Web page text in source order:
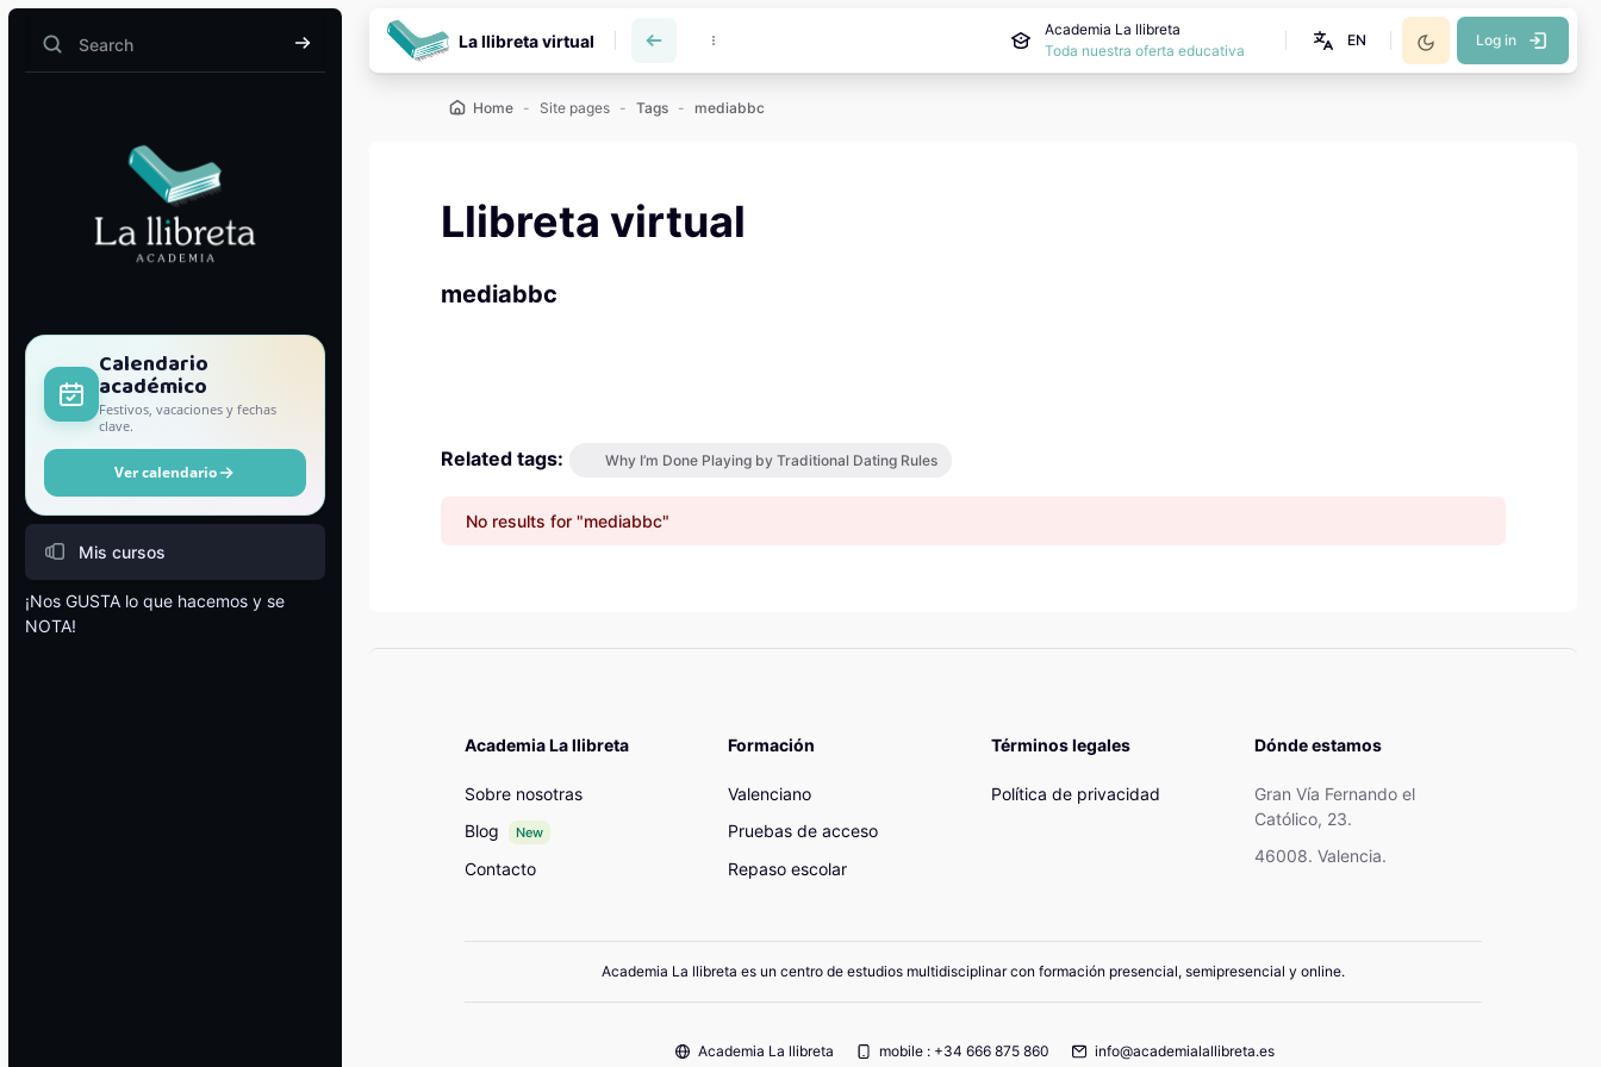
Search
Search
BlocksCalendario
académico
Festivos, vacaciones y fechas
clave.
Ver calendario
Mis cursos
¡Nos GUSTA lo que hacemos y se
NOTA!
La llibreta virtual
Academia La llibreta
Toda nuestra oferta educativa
EN Log in
Home Site pages Tags mediabbc
Llibreta virtual
mediabbc
Related tags: Why I’m Done Playing by Traditional Dating Rules
No results for "mediabbc"
Academia La llibreta
Sobre nosotras
Blog
New
Contacto
Formación
Valenciano
Pruebas de acceso
Repaso escolar
Términos legales
Política de privacidad
Dónde estamos
Gran Vía Fernando el
Católico, 23.
46008. Valencia.
Academia La llibreta es un centro de estudios multidisciplinar con formación presencial, semipresencial y online.
Academia La llibreta mobile : +34 666 875 860 info@academialallibreta.es